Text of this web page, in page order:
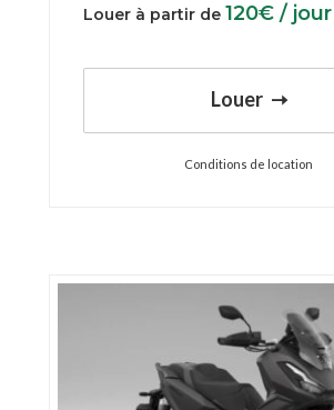
Louer à partir de 120€ / jour
Louer
Conditions de location